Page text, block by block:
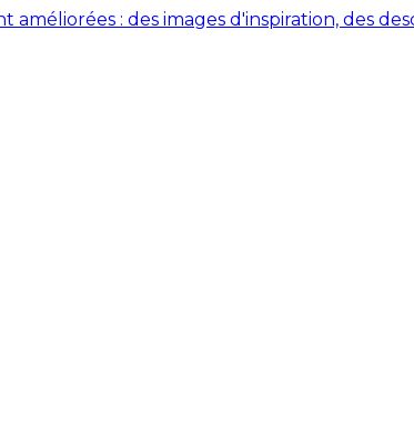
: des images d'inspiration, des